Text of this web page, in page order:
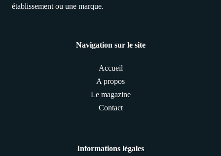
établissement ou une marque.
Navigation sur le site
Accueil
A propos
Le magazine
Contact
Informations légales